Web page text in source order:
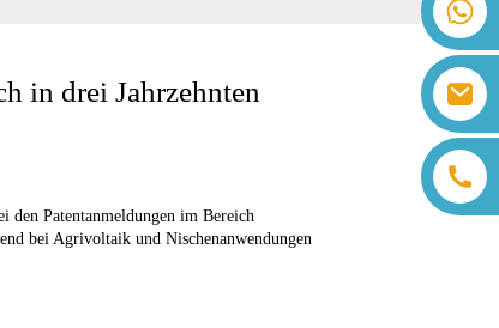
+86 18806057002 Sanborn Guo
sales@farsunpv.com
in drei Jahrzehnten
den Patentanmeldungen im Bereich
bei Agrivoltaik und Nischenanwendungen